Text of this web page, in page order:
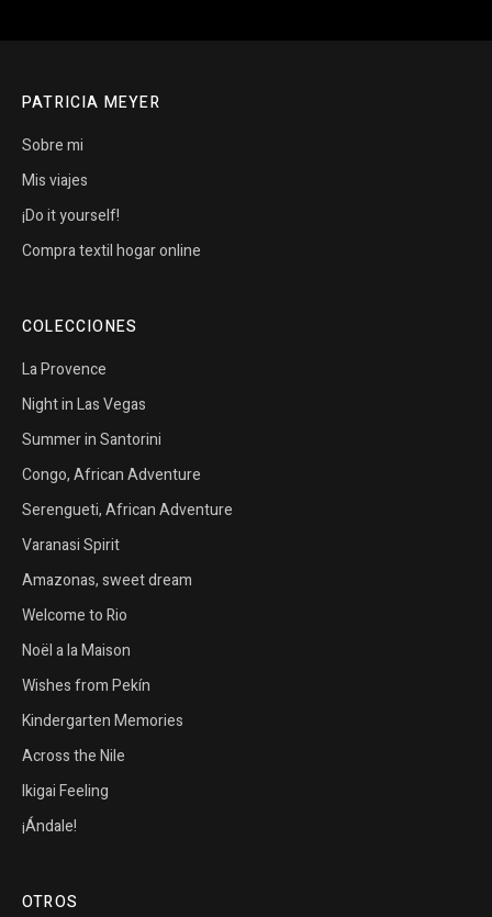
PATRICIA MEYER
Sobre mi
Mis viajes
¡Do it yourself!
Compra textil hogar online
COLECCIONES
La Provence
Night in Las Vegas
Summer in Santorini
Congo, African Adventure
Serengueti, African Adventure
Varanasi Spirit
Amazonas, sweet dream
Welcome to Rio
Noël a la Maison
Wishes from Pekín
Kindergarten Memories
Across the Nile
Ikigai Feeling
¡Ándale!
OTROS